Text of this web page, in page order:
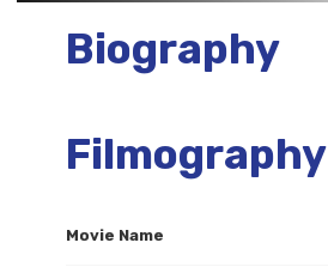
Biography
Filmography
Movie Name